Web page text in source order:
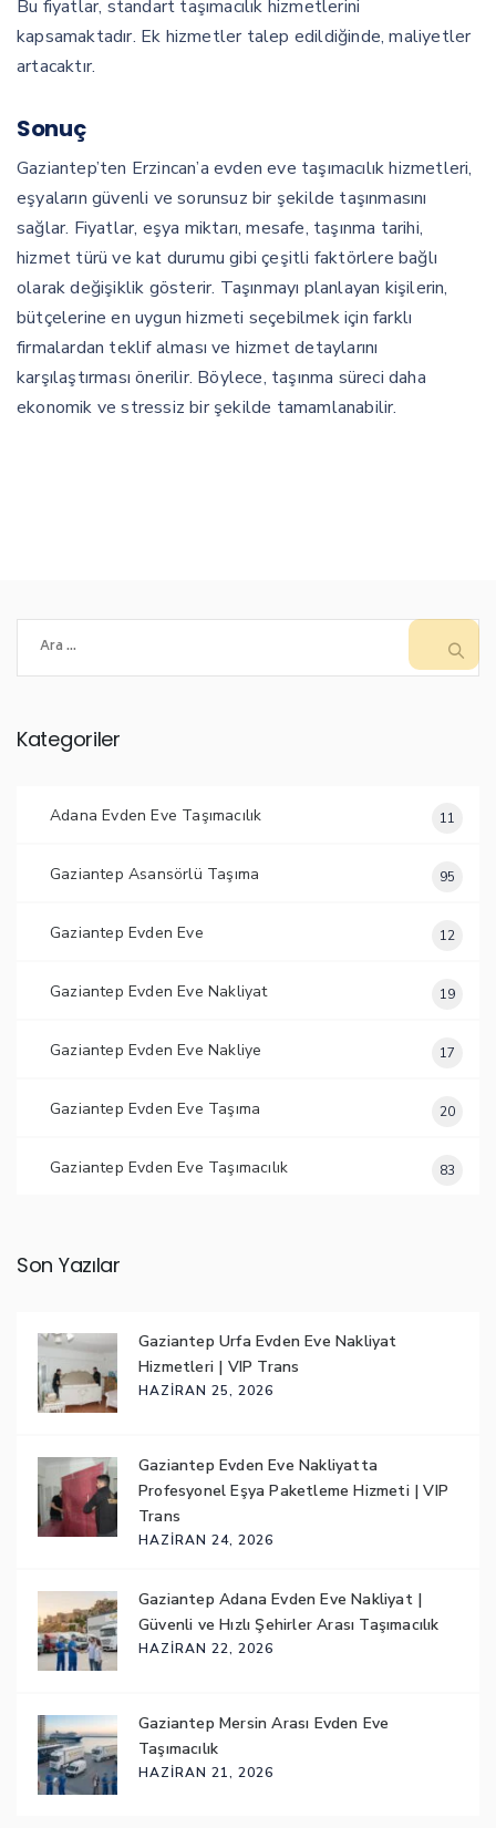
Bu fiyatlar, standart taşımacılık hizmetlerini
kapsamaktadır. Ek hizmetler talep edildiğinde, maliyetler
artacaktır.
Sonuç
Gaziantep’ten Erzincan’a evden eve taşımacılık hizmetleri,
eşyaların güvenli ve sorunsuz bir şekilde taşınmasını
sağlar. Fiyatlar, eşya miktarı, mesafe, taşınma tarihi,
hizmet türü ve kat durumu gibi çeşitli faktörlere bağlı
olarak değişiklik gösterir. Taşınmayı planlayan kişilerin,
bütçelerine en uygun hizmeti seçebilmek için farklı
firmalardan teklif alması ve hizmet detaylarını
karşılaştırması önerilir. Böylece, taşınma süreci daha
ekonomik ve stressiz bir şekilde tamamlanabilir.
Kategoriler
Adana Evden Eve Taşımacılık 11
Gaziantep Asansörlü Taşıma 95
Gaziantep Evden Eve 12
Gaziantep Evden Eve Nakliyat 19
Gaziantep Evden Eve Nakliye 17
Gaziantep Evden Eve Taşıma 20
Gaziantep Evden Eve Taşımacılık 83
Son Yazılar
Gaziantep Urfa Evden Eve Nakliyat
Hizmetleri | VIP Trans
HAZIRAN 25, 2026
Gaziantep Evden Eve Nakliyatta
Profesyonel Eşya Paketleme Hizmeti | VIP
Trans
HAZIRAN 24, 2026
Gaziantep Adana Evden Eve Nakliyat |
Güvenli ve Hızlı Şehirler Arası Taşımacılık
HAZIRAN 22, 2026
Gaziantep Mersin Arası Evden Eve
Taşımacılık
HAZIRAN 21, 2026